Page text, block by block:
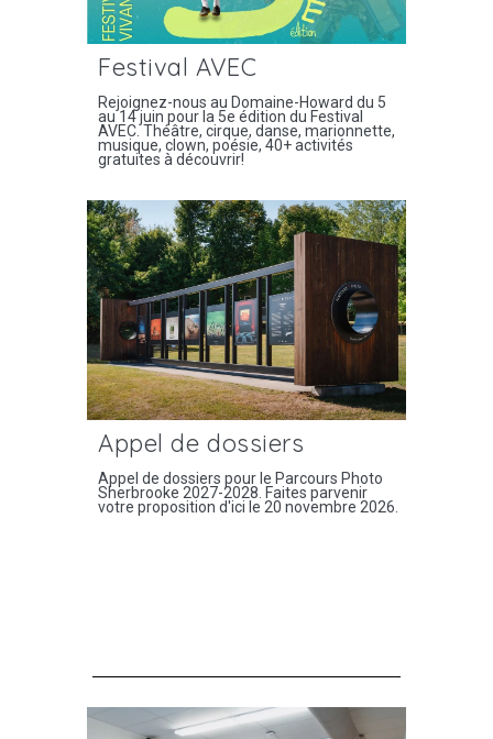
Festival AVEC
Rejoignez-nous au Domaine-Howard du 5
au 14 juin pour la 5e édition du Festival
AVEC. Théâtre, cirque, danse, marionnette,
musique, clown, poésie, 40+ activités
gratuites à découvrir!
Appel de dossiers
Appel de dossiers pour le Parcours Photo
Sherbrooke 2027-2028. Faites parvenir
votre proposition d'ici le 20 novembre 2026.